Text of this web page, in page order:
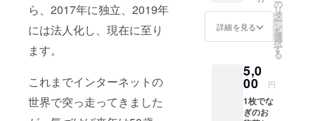
ら、2017年に独立、2019年
には法人化し、現在に至り
ます。
これまでインターネットの
世界で突っ走ってきました
くださ
い。お
礼の
メール
りいた
しま
す。 支
援金は
まるっ
詳細を見る
の
リ
タ
ー
ン
を
選
択
す
る
5,0
00 円
1枚でな
ぎのお